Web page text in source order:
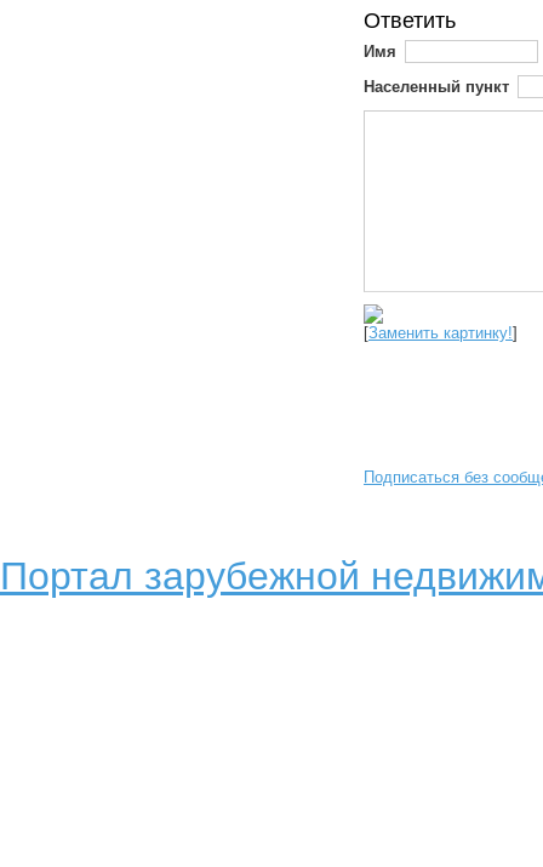
Ответить
Имя
Населенный пункт
[Заменить картинку!]
Подписаться без
Портал зарубежной